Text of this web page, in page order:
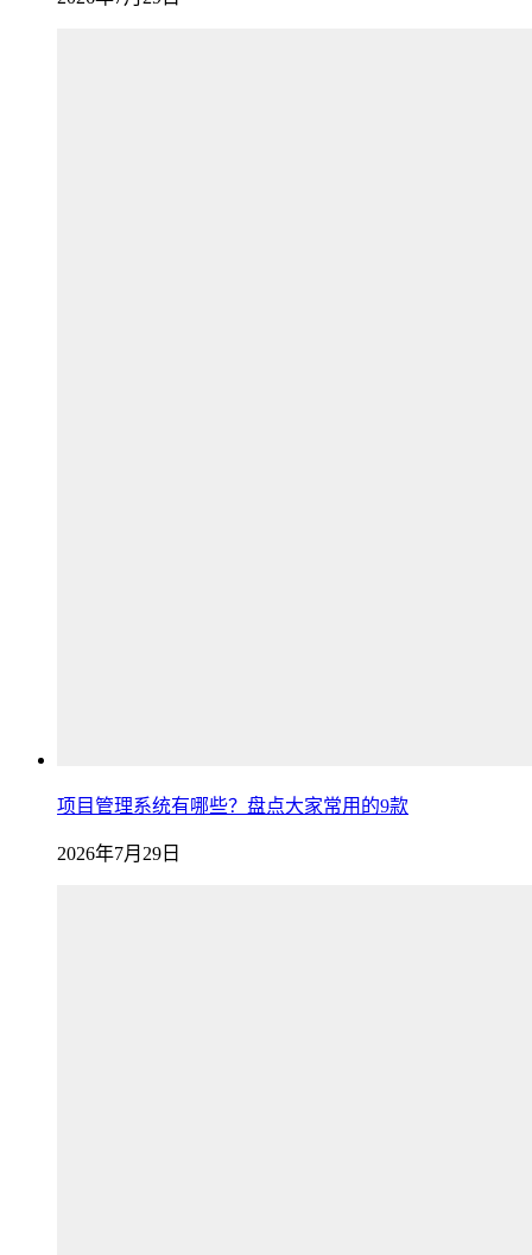
项目管理系统有哪些？盘点大家常用的9款
2026年7月29日